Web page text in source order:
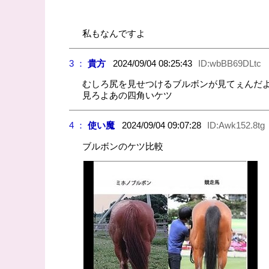
私もなんですよ
3 ： 貴方2024/09/04 08:25:43 ID:wbBB69DLtc
むしろ尻を見せつけるブルボンが見てぇんだ
見ろよあの四角いケツ
4 ： 使い魔2024/09/04 09:07:28 ID:Awk152.8tg
ブルボンのケツ比較